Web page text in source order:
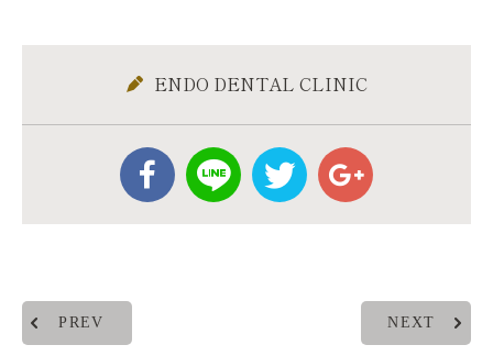
ENDO DENTAL CLINIC
PREV NEXT